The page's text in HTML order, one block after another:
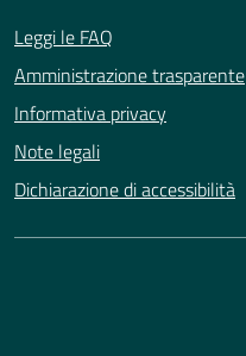
Leggi le FAQ
Amministrazione trasparente
Informativa privacy
Note legali
Dichiarazione di accessibilità